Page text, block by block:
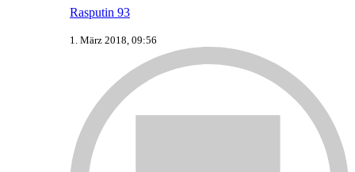
Rasputin 93
1. März 2018, 09:56